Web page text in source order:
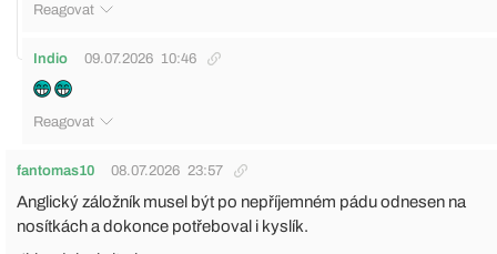
Reagovat
Indio 09.07.2026 10:46
Reagovat
fantomas10 08.07.2026 23:57
Anglický záložník musel být po nepříjemném pádu odnesen na
nosítkách a dokonce potřeboval i kyslík.